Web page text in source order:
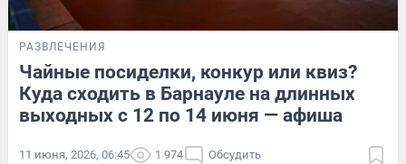
РАЗВЛЕЧЕНИЯ
Чайные посиделки, конкур или квиз?
Куда сходить в Барнауле на длинных
выходных с 12 по 14 июня — афиша
11 июня, 2026, 06:45 1 974 Обсудить